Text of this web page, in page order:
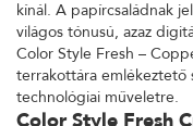
kínál. A papírcsaládnak
világos tónusú, azaz
Color Style Fresh –
terrakottára emlékeztető
technológiai műveletre.